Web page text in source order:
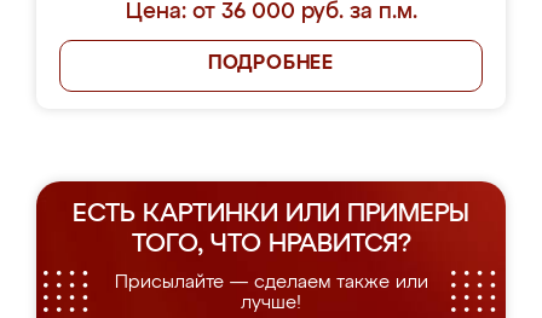
Цена: от 36 000 руб. за п.м.
ПОДРОБНЕЕ
ЕСТЬ КАРТИНКИ ИЛИ ПРИМЕРЫ
ТОГО, ЧТО НРАВИТСЯ?
Присылайте — сделаем также или
лучше!